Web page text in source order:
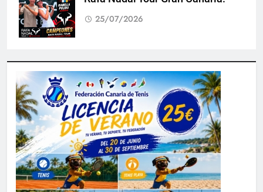
25/07/2026